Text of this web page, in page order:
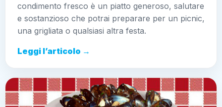
condimento fresco è un piatto generoso, salutare
e sostanzioso che potrai preparare per un picnic,
una grigliata o qualsiasi altra festa.
Leggi l’articolo →